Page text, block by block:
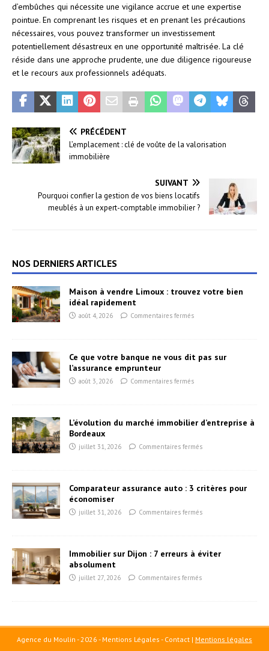
d’embûches qui nécessite une vigilance accrue et une expertise
pointue. En comprenant les risques et en prenant les précautions
nécessaires, vous pouvez transformer un investissement
potentiellement désastreux en une opportunité maîtrisée. La clé
réside dans une approche prudente, une due diligence rigoureuse
et le recours aux professionnels adéquats.
PRÉCÉDENT
L’emplacement : clé de voûte de la valorisation
immobilière
SUIVANT
Pourquoi confier la gestion de vos biens locatifs
meublés à un expert-comptable immobilier ?
NOS DERNIERS ARTICLES
Maison à vendre Limoux : trouvez votre bien
idéal rapidement
août 4, 2026 Commentaires fermés
Ce que votre banque ne vous dit pas sur
l’assurance emprunteur
août 3, 2026 Commentaires fermés
L’évolution du marché immobilier d’entreprise à
Bordeaux
juillet 31, 2026 Commentaires fermés
Comparateur assurance auto : 3 critères pour
économiser
juillet 31, 2026 Commentaires fermés
Immobilier sur Dijon : 7 erreurs à éviter
absolument
juillet 27, 2026 Commentaires fermés
Agence du Moulin - 2026 - Mentions Légales - Contact | Mentions légales